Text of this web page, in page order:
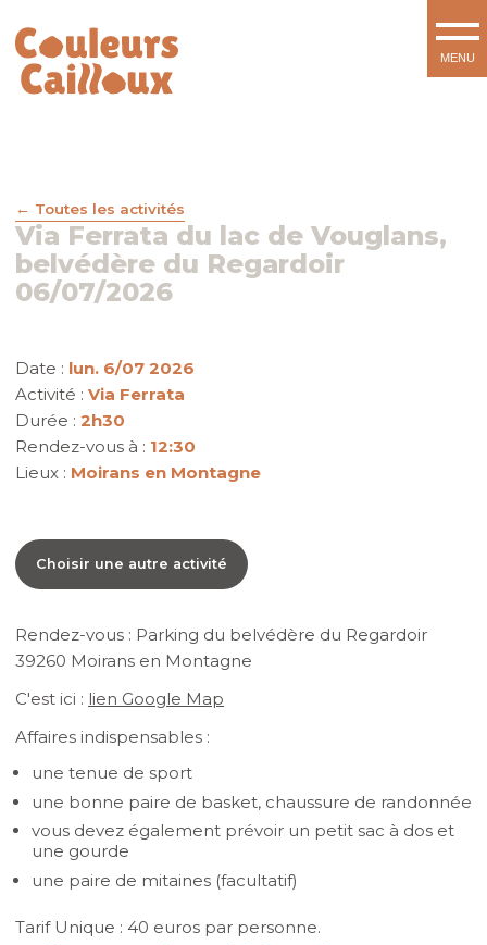
Toutes les activités
Via Ferrata du lac de Vouglans,
belvédère du Regardoir
06/07/2026
Date : lun. 6/07 2026
Activité : Via Ferrata
Durée : 2h30
Rendez-vous à : 12:30
Lieux : Moirans en Montagne
Choisir une autre activité
Rendez-vous : Parking du belvédère du Regardoir
39260 Moirans en Montagne
C'est ici : lien Google Map
Affaires indispensables :
une tenue de sport
une bonne paire de basket, chaussure de randonnée
vous devez également prévoir un petit sac à dos et
une gourde
une paire de mitaines (facultatif)
Tarif Unique : 40 euros par personne.